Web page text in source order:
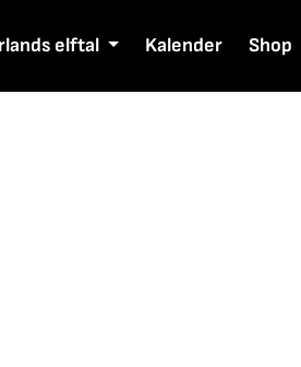
elftal Kalender Shop